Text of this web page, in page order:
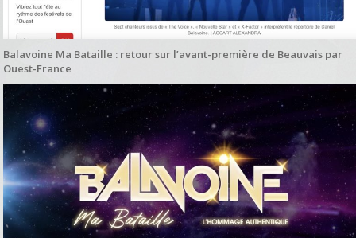
Balavoine Ma Bataille : retour sur l’avant-première de Beauvais par
Ouest-France